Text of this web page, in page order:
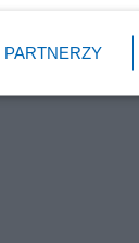
PARTNERZY